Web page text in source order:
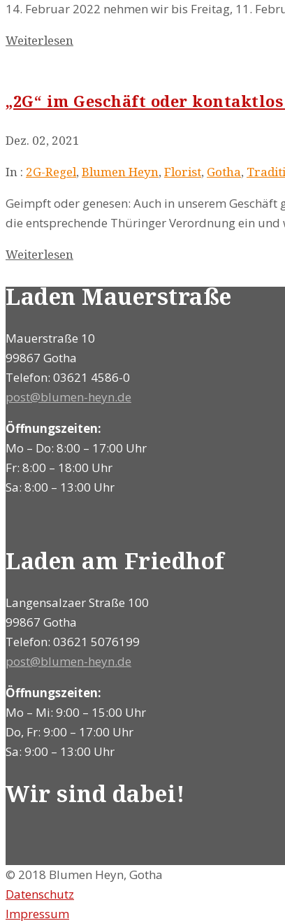
14. Februar 2022 nehmen wir bis Freitag, 11.
Weiterlesen
„2G“ im Geschäft oder
Dez. 02, 2021
In : 2G-Regel, Blumen Heyn, Florist, Gotha,
Geimpft oder genesen: Auch in unserem Geschäft
die entsprechende Thüringer Verordnung ein
Weiterlesen
Laden Mauerstraße
Mauerstraße 10
99867 Gotha
Telefon: 03621 4586-0
post@blumen-heyn.de
Öffnungszeiten:
Mo – Do: 8:00 – 17:00 Uhr
Fr: 8:00 – 18:00 Uhr
Sa: 8:00 – 13:00 Uhr
Laden am Friedhof
Langensalzaer Straße 100
99867 Gotha
Telefon: 03621 5076199
post@blumen-heyn.de
Öffnungszeiten:
Mo – Mi: 9:00 – 15:00 Uhr
Do, Fr: 9:00 – 17:00 Uhr
Sa: 9:00 – 13:00 Uhr
Wir sind dabei!
© 2018 Blumen Heyn, Gotha
Datenschutz
Impressum